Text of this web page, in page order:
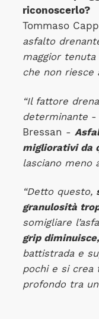
riconoscerlo?
Tommaso
asfalto
maggior
che non riesce
“Il fattore
determinante -
Bressan -
migliorativi da
lasciano meno
“Detto questo,
granulosità
somigliare
grip diminuisce,
battistrada e
pochi e si crea
profondo tra un